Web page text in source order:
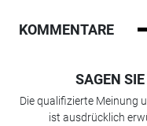
KOMMENTARE
SAGEN
Die qualifizierte Meinung
ist ausdrücklich